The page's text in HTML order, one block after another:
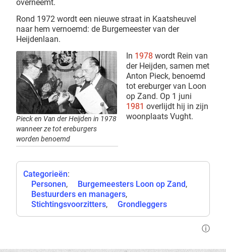
overneemt.
Rond 1972 wordt een nieuwe straat in Kaatsheuvel
naar hem vernoemd: de Burgemeester van der
Heijdenlaan.
Pieck en Van der Heijden in 1978
wanneer ze tot ereburgers
worden benoemd
In 1978 wordt Rein van
der Heijden, samen met
Anton Pieck, benoemd
tot ereburger van Loon
op Zand. Op 1 juni
1981 overlijdt hij in zijn
woonplaats Vught.
Categorieën:
Personen
Burgemeesters Loon op Zand
Bestuurders en managers
Stichtingsvoorzitters
Grondleggers
ⓘ